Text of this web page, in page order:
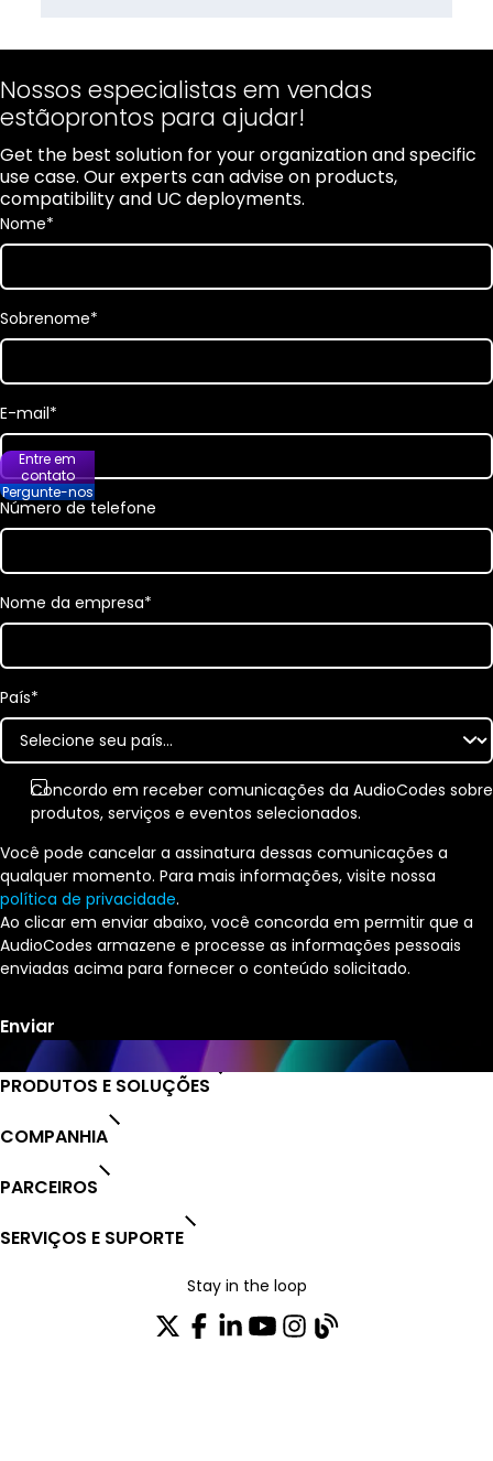
Nossos especialistas em vendas
estãoprontos para ajudar!
Get the best solution for your organization and specific
use case. Our experts can advise on products,
compatibility and UC deployments.
Nome*
Sobrenome*
E-mail*
Número de telefone
Nome da empresa*
País*
Concordo em receber comunicações da AudioCodes sobre
produtos, serviços e eventos selecionados.
Você pode cancelar a assinatura dessas comunicações a
qualquer momento. Para mais informações, visite nossa
política de privacidade.
Ao clicar em enviar abaixo, você concorda em permitir que a
AudioCodes armazene e processe as informações pessoais
enviadas acima para fornecer o conteúdo solicitado.
PRODUTOS E SOLUÇÕES
COMPANHIA
PARCEIROS
SERVIÇOS E SUPORTE
Stay in the loop
Entre em
contato
Pergunte-nos